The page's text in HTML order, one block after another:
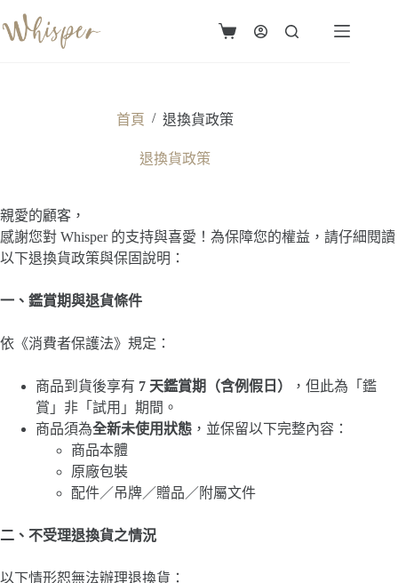
至
購
首頁 / 退換貨政策
退換貨政策
親愛的顧客，
感謝您對 Whisper 的支持與喜愛！為保障您的權益，請仔細閱讀
以下退換貨政策與保固說明：
一、鑑賞期與退貨條件
依《消費者保護法》規定：
商品到貨後享有 7 天鑑賞期（含例假日）
，但此為「鑑
賞」非「試用」期間。
商品須為全新未使用狀態 ，並保留以下完整內容：
商品本體
原廠包裝
配件／吊牌／贈品／附屬文件
二、不受理退換貨之情況
以下情形恕無法辦理退換貨：